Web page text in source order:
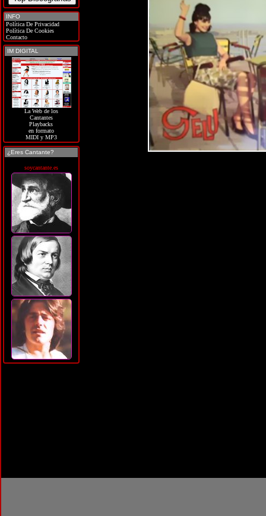
INFO
Política De Privacidad
Política De Cookies
Contacto
IM DIGITAL
La Web de los
Cantantes
Playbacks
en formato
MIDI y MP3
¿Eres Cantante?
soycantante.es